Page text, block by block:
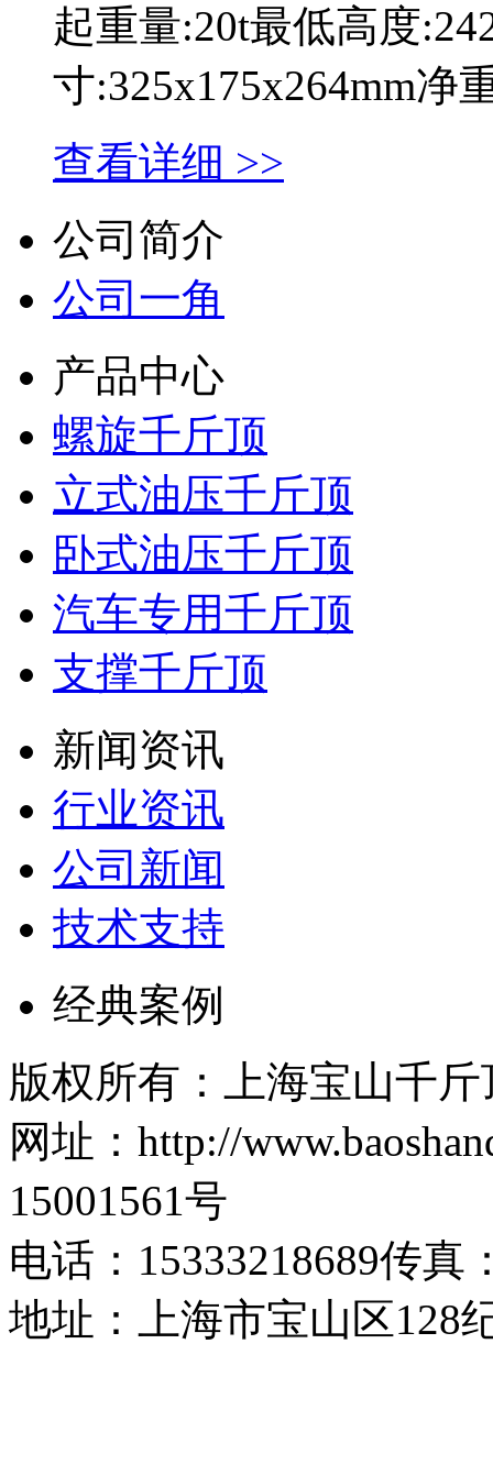
起重量:20t最低高度
寸:325x175x264mm
查看详细 >>
公司简介
公司一角
产品中心
螺旋千斤顶
立式油压千斤顶
卧式油压千斤顶
汽车专用千斤顶
支撑千斤顶
新闻资讯
行业资讯
公司新闻
技术支持
经典案例
版权所有：上海宝山千
网址：http://
15001561号
电话：15333218689传真
地址：上海市宝山区128